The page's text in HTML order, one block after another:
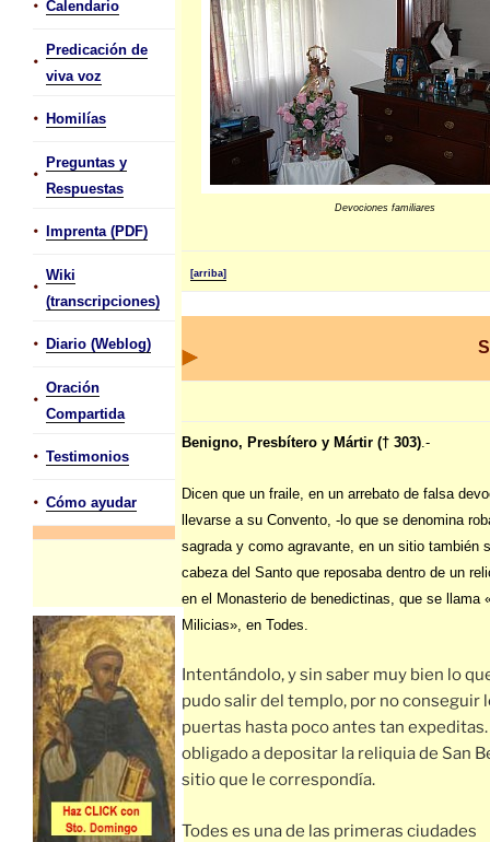
• Calendario
•
Predicación de
viva voz
• Homilías
•
Preguntas y
Respuestas
• Imprenta (PDF)
•
Wiki
(transcripciones)
• Diario (Weblog)
•
Oración
Compartida
• Testimonios
• Cómo ayudar
Devociones familiares
[arriba]
Benigno, Presbítero y Mártir († 303).-
Dicen que un fraile, en un arrebato de falsa
llevarse a su Convento, -lo que se denomina
sagrada y como agravante, en un sitio también
cabeza del Santo que reposaba dentro de un
en el Monasterio de benedictinas, que se llama
Milicias», en Todes.
Intentándolo, y sin saber muy bien lo
pudo salir del templo, por no conseguir
puertas hasta poco antes tan expeditas.
obligado a depositar la reliquia de San
sitio que le correspondía.
Todes es una de las primeras ciudades